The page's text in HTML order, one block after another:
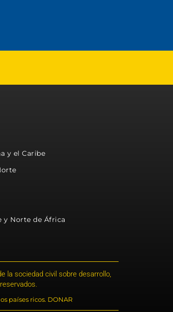
y el Caribe
y Norte de África
la sociedad civil sobre desarrollo,
países ricos. DONAR